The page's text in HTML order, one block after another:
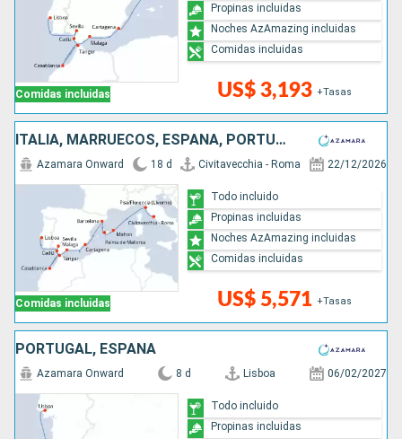
Comidas incluidas US$ 3,193 +Tasas
Propinas incluidas
Noches AzAmazing incluidas
Comidas incluidas
ITALIA, MARRUECOS, ESPAÑA, PORTUGAL
Comidas incluidas
Azamara Onward 18 d Civitavecchia - Roma 22/12/2026
US$ 5,571 +Tasas
Todo incluido
Propinas incluidas
Noches AzAmazing incluidas
Comidas incluidas
PORTUGAL, ESPAÑA
Azamara Onward 8 d Lisboa 06/02/2027
Todo incluido
Propinas incluidas